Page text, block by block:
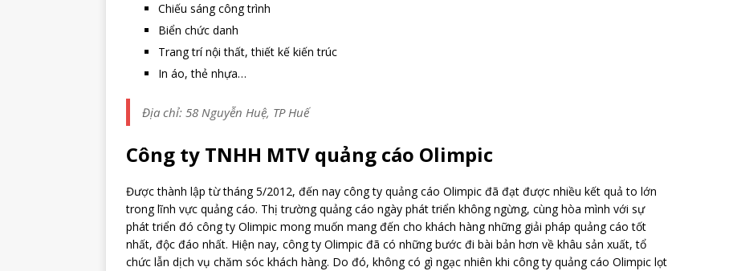
Chiếu sáng công trình
Biển chức danh
Trang trí nội thất, thiết kế kiến trúc
In áo, thẻ nhựa…
Địa chỉ: 58 Nguyễn Huệ, TP Huế
Công ty TNHH MTV quảng cáo Olimpic
Được thành lập từ tháng 5/2012, đến nay công ty quảng cáo Olimpic đã đạt được nhiều kết quả to lớn
trong lĩnh vực quảng cáo. Thị trường quảng cáo ngày phát triển không ngừng, cùng hòa mình với sự
phát triển đó công ty Olimpic mong muốn mang đến cho khách hàng những giải pháp quảng cáo tốt
nhất, độc đáo nhất. Hiện nay, công ty Olimpic đã có những bước đi bài bản hơn về khâu sản xuất, tổ
chức lẫn dịch vụ chăm sóc khách hàng. Do đó, không có gì ngạc nhiên khi công ty quảng cáo Olimpic lọt